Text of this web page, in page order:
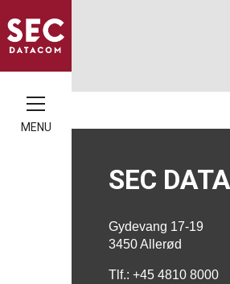
MENU
SEC
Gydevang 17-19
3450 Allerød
Tlf.: +45 4810 8000